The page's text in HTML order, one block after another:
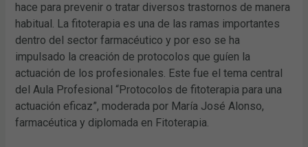
hace para prevenir o tratar diversos trastornos de manera
habitual. La fitoterapia es una de las ramas importantes
dentro del sector farmacéutico y por eso se ha
impulsado la creación de protocolos que guíen la
actuación de los profesionales. Este fue el tema central
del Aula Profesional “Protocolos de fitoterapia para una
actuación eficaz”, moderada por María José Alonso,
farmacéutica y diplomada en Fitoterapia.